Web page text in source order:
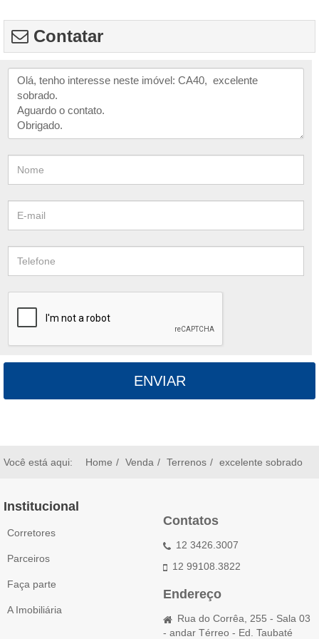
Contatar
ENVIAR
Você está aqui: Home Venda Terrenos excelente sobrado
Institucional
Corretores
Parceiros
Faça parte
A Imobiliária
Contatos
12 3426.3007
12 99108.3822
Endereço
Rua do Corrêa, 255 - Sala 03
- andar Térreo - Ed. Taubaté